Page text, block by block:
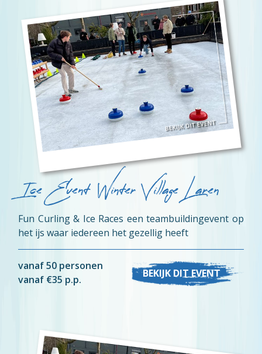
Ice Event Winter Village Laren
Fun Curling & Ice Races een teambuildingevent op
het ijs waar iedereen het gezellig heeft
vanaf 50 personen
vanaf €35 p.p.
BEKIJK DIT EVENT